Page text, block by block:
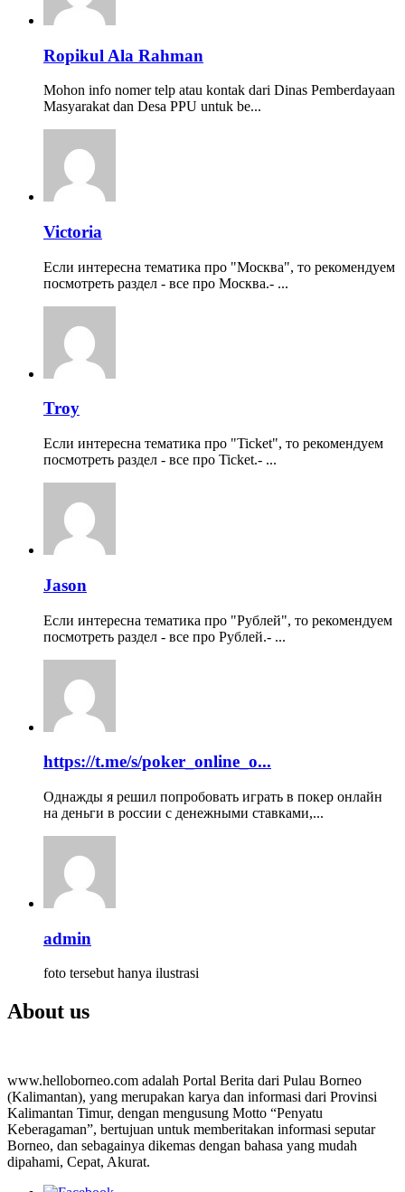
Ropikul Ala Rahman
Mohon info nomer telp atau kontak dari Dinas Pemberdayaan
Masyarakat dan Desa PPU untuk be...
Victoria
Если интересна тематика про "Москва", то рекомендуем
посмотреть раздел - все про Москва.- ...
Troy
Если интересна тематика про "Ticket", то рекомендуем
посмотреть раздел - все про Ticket.- ...
Jason
Если интересна тематика про "Рублей", то рекомендуем
посмотреть раздел - все про Рублей.- ...
https://t.me/s/poker_online_o...
Однажды я решил попробовать играть в покер онлайн
на деньги в россии с денежными ставками,...
admin
foto tersebut hanya ilustrasi
About us
www.helloborneo.com adalah Portal Berita dari Pulau Borneo
(Kalimantan), yang merupakan karya dan informasi dari Provinsi
Kalimantan Timur, dengan mengusung Motto “Penyatu
Keberagaman”, bertujuan untuk memberitakan informasi seputar
Borneo, dan sebagainya dikemas dengan bahasa yang mudah
dipahami, Cepat, Akurat.